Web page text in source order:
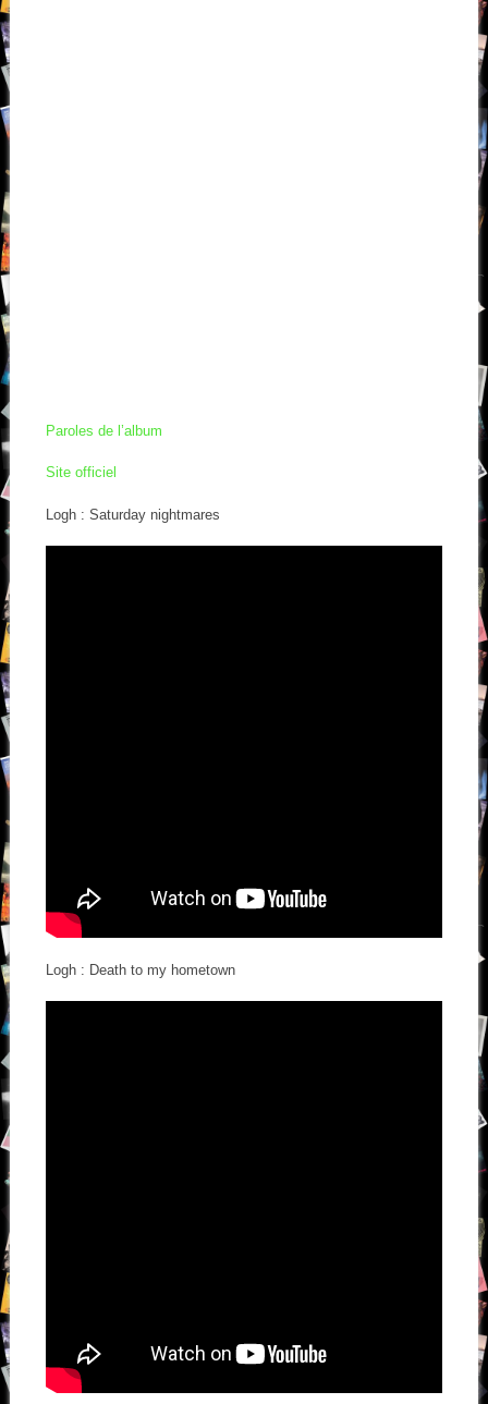
Paroles de l’album
Site officiel
Logh : Saturday nightmares
Logh : Death to my hometown